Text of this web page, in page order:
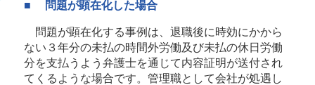
■ 問題が顕在化した場合
問題が顕在化する事例は、退職後に時効にかから
ない３年分の未払の時間外労働及び未払の休日労働
分を支払うよう弁護士を通じて内容証明が送付され
てくるような場合です。管理職として会社が処遇し